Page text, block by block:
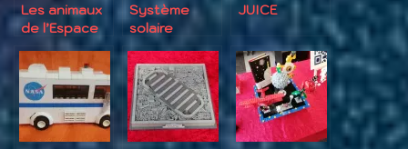
Les animaux
de l’Espace
Système
solaire
JUICE